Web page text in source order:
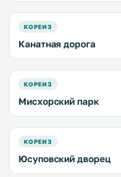
КОРЕИЗ
Канатная дорога
КОРЕИЗ
Мисхорский парк
КОРЕИЗ
Юсуповский дворец